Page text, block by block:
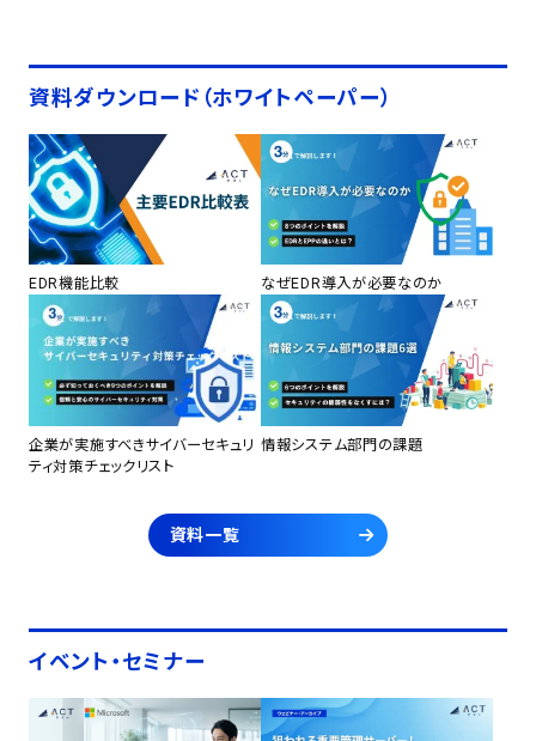
資料ダウンロード（ホワイトペーパー）
EDR機能比較 なぜEDR導入が必要なのか
企業が実施すべきサイバーセキュリ
ティ対策チェックリスト
情報システム部門の課題
資料一覧
イベント・セミナー